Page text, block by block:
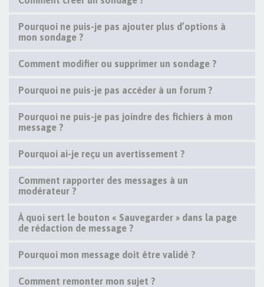
Pourquoi ne puis-je pas ajouter plus d’options à
mon sondage ?
Comment modifier ou supprimer un sondage ?
Pourquoi ne puis-je pas accéder à un forum ?
Pourquoi ne puis-je pas joindre des fichiers à mon
message ?
Pourquoi ai-je reçu un avertissement ?
Comment rapporter des messages à un
modérateur ?
À quoi sert le bouton « Sauvegarder » dans la page
de rédaction de message ?
Pourquoi mon message doit être validé ?
Comment remonter mon sujet ?